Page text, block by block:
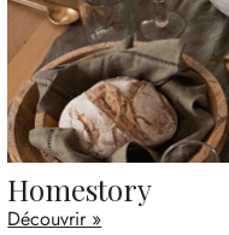
Homestory
Découvrir »